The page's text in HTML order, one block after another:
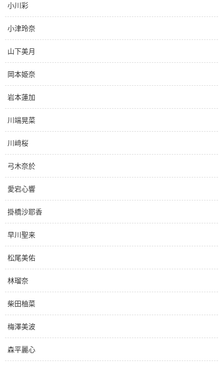
小川彩
小津玲奈
山下美月
岡本姫奈
岩本蓮加
川端晃菜
川﨑桜
弓木奈於
愛宕心響
掛橋沙耶香
早川聖来
松尾美佑
林瑠奈
柴田柚菜
梅澤美波
森平麗心